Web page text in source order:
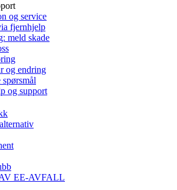
og service
fjernhjelp
meld skade
og endring
og support
EE-AVFALL